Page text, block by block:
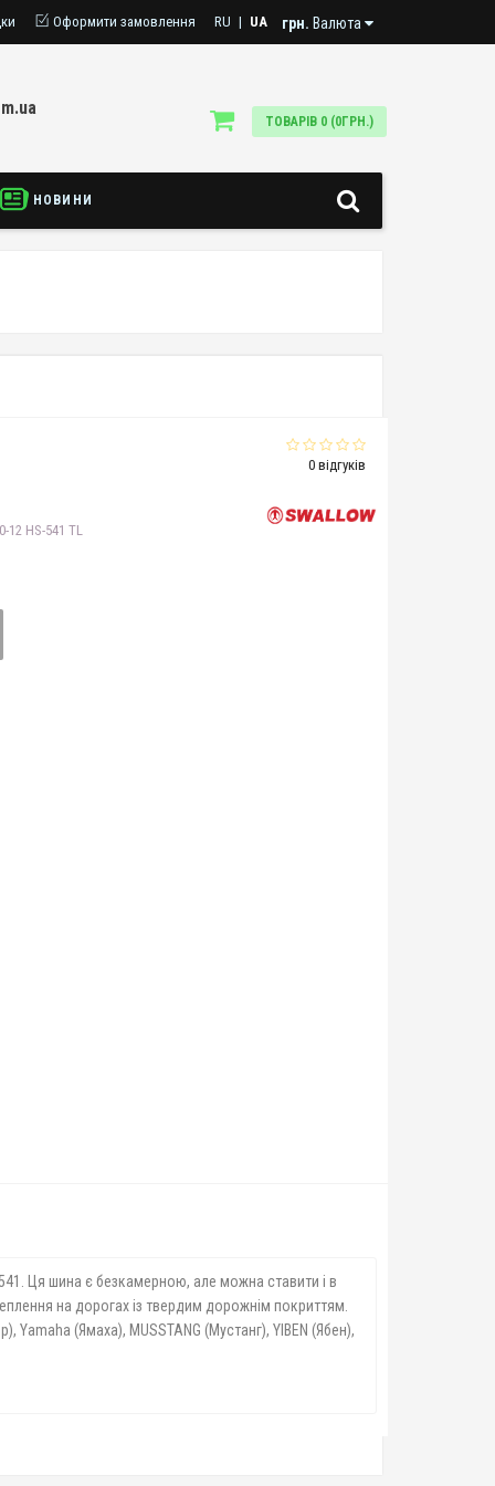
Оформити замовлення RU | UA грн. Валюта
ТОВАРІВ 0 (0ГРН.)
НОВИНИ
0 відгуків
HS-541 TL
Ця шина є безкамерною, але можна ставити і в
на дорогах із твердим дорожнім покриттям.
Yamaha (Ямаха), MUSSTANG (Мустанг), YIBEN (Ябен),